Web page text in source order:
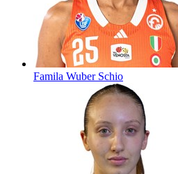
Famila Wuber Schio